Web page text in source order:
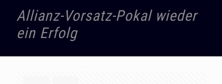
Allianz-Vorsatz-Pokal wieder
ein Erfolg